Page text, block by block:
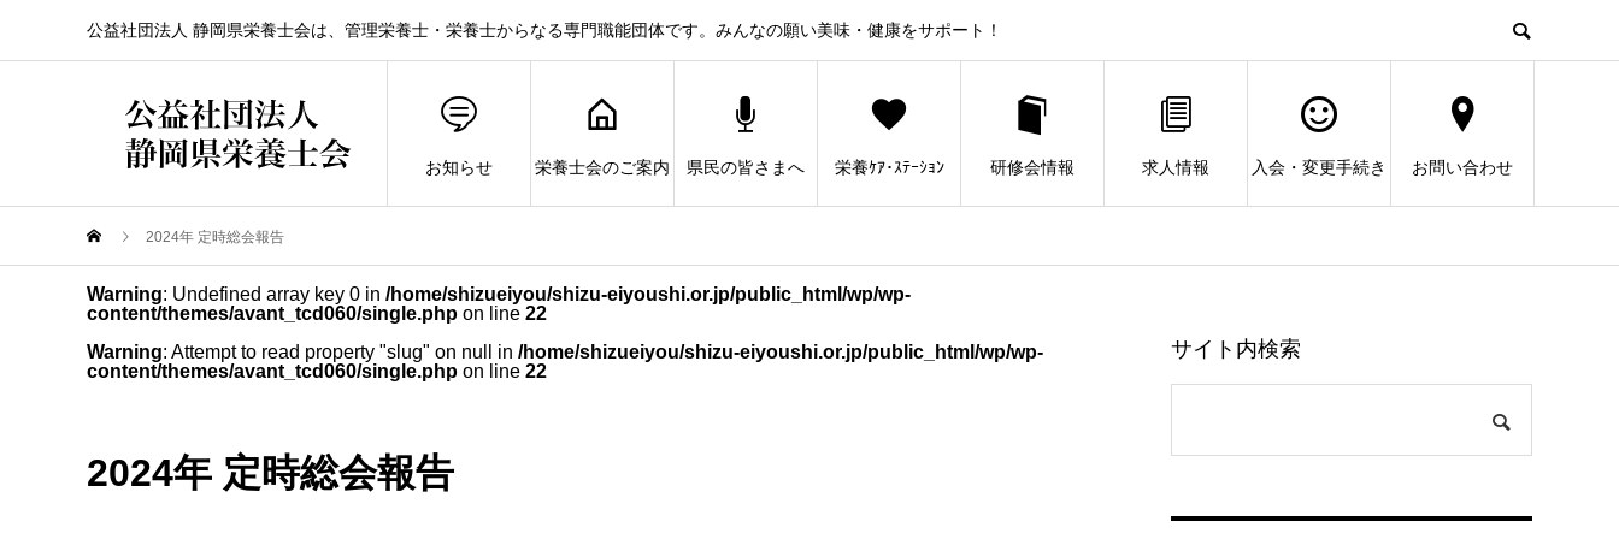
公益社団法人 静岡県栄養士会は、管理栄養士・栄養士からなる専門職能団体です。みんなの願い美味・健康をサポート！
お知らせ 栄養士会のご案内 県民の皆さまへ 栄養ｹｱ･ｽﾃｰｼｮﾝ 研修会情報 求人情報 入会・変更手続き お問い合わせ
2024年 定時総会報告
Warning: Undefined array key 0 in /home/shizueiyou/shizu-eiyoushi.or.jp/public_html/wp/wp-
content/themes/avant_tcd060/single.php on line 22
Warning: Attempt to read property "slug" on null in /home/shizueiyou/shizu-eiyoushi.or.jp/public_html/wp/wp-
content/themes/avant_tcd060/single.php on line 22
2024年 定時総会報告
サイト内検索